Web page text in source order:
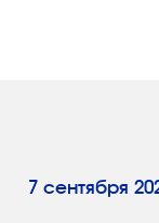
7 сентября